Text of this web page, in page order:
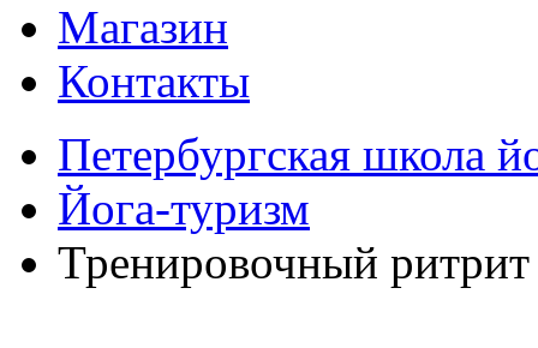
Магазин
Контакты
Петербургская школа
Йога-туризм
Тренировочный